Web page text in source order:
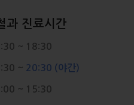
과진료시간
~ 18:30
~ 20:30 (야간)
~ 15:30